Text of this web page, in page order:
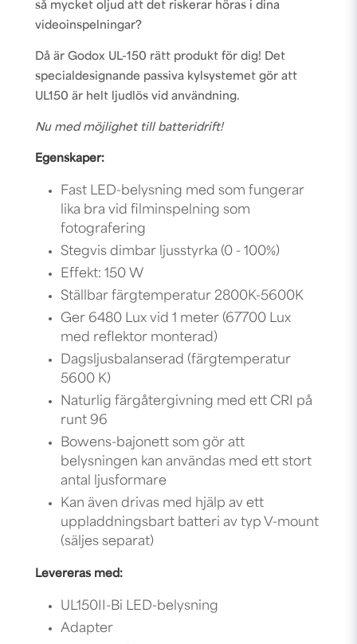
så mycket oljud att det riskerar höras i dina
videoinspelningar?
Då är Godox UL-150 rätt produkt för dig! Det
specialdesignande passiva kylsystemet gör att
UL150 är helt ljudlös vid användning.
Nu med möjlighet till batteridrift!
Egenskaper:
Fast LED-belysning med som fungerar
lika bra vid filminspelning som
fotografering
Stegvis dimbar ljusstyrka (0 - 100%)
Effekt: 150 W
Ställbar färgtemperatur 2800K-5600K
Ger 6480 Lux vid 1 meter (67700 Lux
med reflektor monterad)
Dagsljusbalanserad (färgtemperatur
5600 K)
Naturlig färgåtergivning med ett CRI på
runt 96
Bowens-bajonett som gör att
belysningen kan användas med ett stort
antal ljusformare
Kan även drivas med hjälp av ett
uppladdningsbart batteri av typ V-mount
(säljes separat)
Levereras med:
UL150II-Bi LED-belysning
Adapter